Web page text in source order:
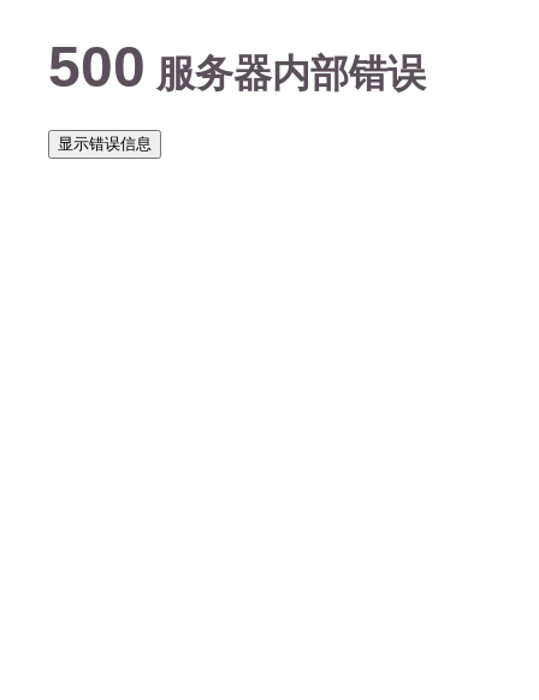
500 服务器内部错误